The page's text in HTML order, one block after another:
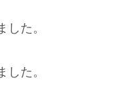
た。
た。